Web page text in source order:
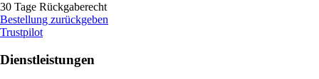
30 Tage Rückgaberecht
Bestellung zurückgeben
Trustpilot
Dienstleistungen